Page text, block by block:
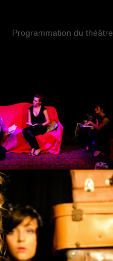
Programmation du théâtre